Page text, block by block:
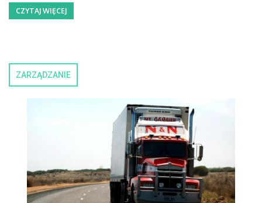
CZYTAJ WIĘCEJ
ZARZĄDZANIE